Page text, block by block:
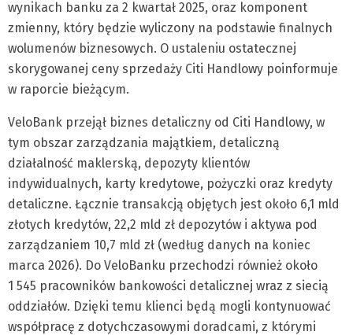
wynikach banku za 2 kwartał 2025, oraz komponent
zmienny, który będzie wyliczony na podstawie finalnych
wolumenów biznesowych. O ustaleniu ostatecznej
skorygowanej ceny sprzedaży Citi Handlowy poinformuje
w raporcie bieżącym.
VeloBank przejął biznes detaliczny od Citi Handlowy, w
tym obszar zarządzania majątkiem, detaliczną
działalność maklerską, depozyty klientów
indywidualnych, karty kredytowe, pożyczki oraz kredyty
detaliczne. Łącznie transakcją objętych jest około 6,1 mld
złotych kredytów, 22,2 mld zł depozytów i aktywa pod
zarządzaniem 10,7 mld zł (według danych na koniec
marca 2026). Do VeloBanku przechodzi również około
1 545 pracowników bankowości detalicznej wraz z siecią
oddziałów. Dzięki temu klienci będą mogli kontynuować
współpracę z dotychczasowymi doradcami, z którymi